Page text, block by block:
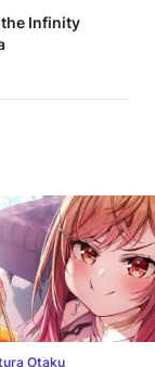
the Infinity
Otaku